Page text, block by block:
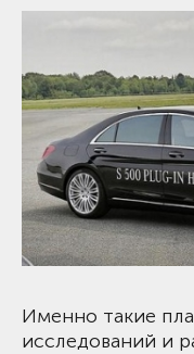
Именно такие
исследований и